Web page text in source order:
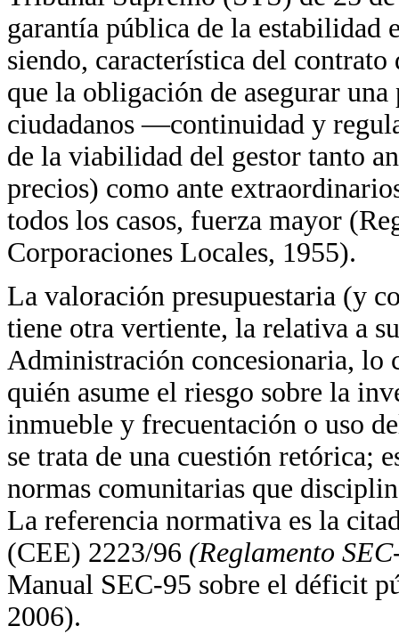
garantía pública de la estabilidad
siendo, característica del
que la obligación de asegurar
ciudadanos —continuidad y
de la viabilidad del gestor tanto
precios) como ante
todos los casos, fuerza mayor
Corporaciones Locales, 1955).
La valoración presupuestaria (y
tiene otra vertiente, la relativa a
Administración concesionaria, lo
quién asume el riesgo sobre la
inmueble y frecuentación o uso
se trata de una cuestión retórica;
normas comunitarias que
La referencia normativa es la
(CEE) 2223/96 (Reglamento
Manual SEC-95 sobre el déficit
2006).